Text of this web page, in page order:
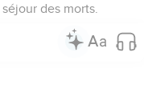
des morts.